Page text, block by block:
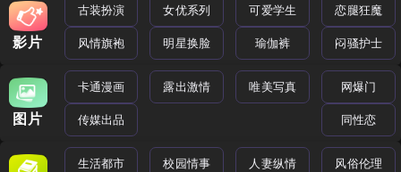
影片
古装扮演 女优系列 可爱学生 恋腿狂魔
风情旗袍 明星换脸 瑜伽裤 闷骚护士
图片
卡通漫画 露出激情 唯美写真 网爆门
传媒出品 同性恋
生活都市 校园情事 人妻纵情 风俗伦理